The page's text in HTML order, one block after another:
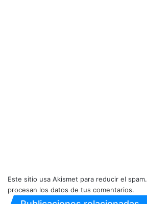
Este sitio usa Akismet para reducir el spam.
procesan los datos de tus comentarios.